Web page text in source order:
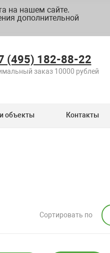
(495) 182-88-22
заказ 10000 рублей
объекты Контакты
Сортировать по
на нашем сайте.
дополнительной